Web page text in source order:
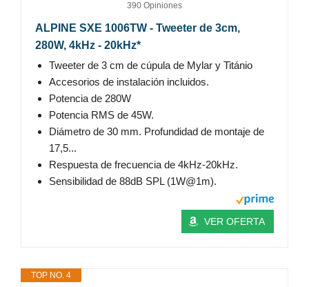
390 Opiniones
ALPINE SXE 1006TW - Tweeter de 3cm,
280W, 4kHz - 20kHz*
Tweeter de 3 cm de cúpula de Mylar y Titánio
Accesorios de instalación incluidos.
Potencia de 280W
Potencia RMS de 45W.
Diámetro de 30 mm. Profundidad de montaje de
17,5...
Respuesta de frecuencia de 4kHz-20kHz.
Sensibilidad de 88dB SPL (1W@1m).
VER OFERTA
TOP NO. 4